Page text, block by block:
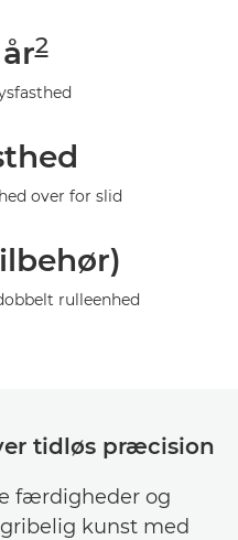
2
over for slid
rulleenhed
tidløs præcision
færdigheder og
kunst med